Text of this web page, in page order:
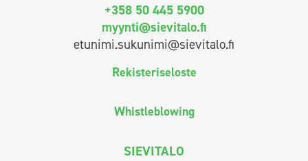
+358 50 445 5900
myynti@sievitalo.fi
etunimi.sukunimi@sievitalo.fi
Rekisteriseloste
Whistleblowing
SIEVITALO